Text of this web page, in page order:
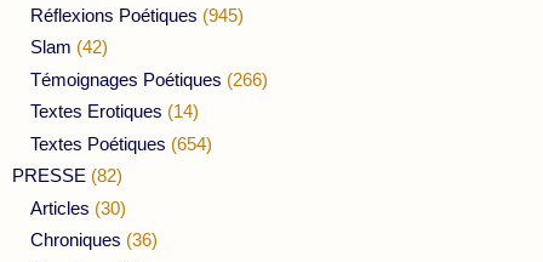
Réflexions Poétiques (945)
Slam (42)
Témoignages Poétiques (266)
Textes Erotiques (14)
Textes Poétiques (654)
PRESSE (82)
Articles (30)
Chroniques (36)